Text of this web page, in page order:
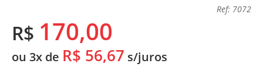
Ref: 7072
R$ 170,00
ou 3x de R$ 56,67 s/juros